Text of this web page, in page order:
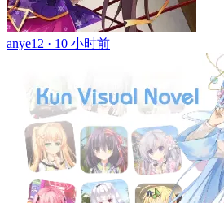
anye12 · 10 小时前